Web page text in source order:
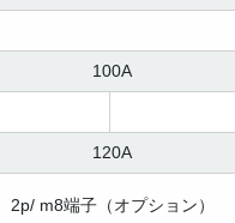
100A
120A
2p/ m8端子（オプション）